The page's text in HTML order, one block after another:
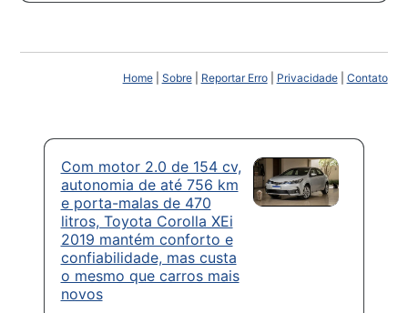
Home| Sobre| Reportar Erro| Privacidade| Contato
Com motor 2.0 de 154 cv,
autonomia de até 756 km
e porta-malas de 470
litros, Toyota Corolla XEi
2019 mantém conforto e
confiabilidade, mas custa
o mesmo que carros mais
novos